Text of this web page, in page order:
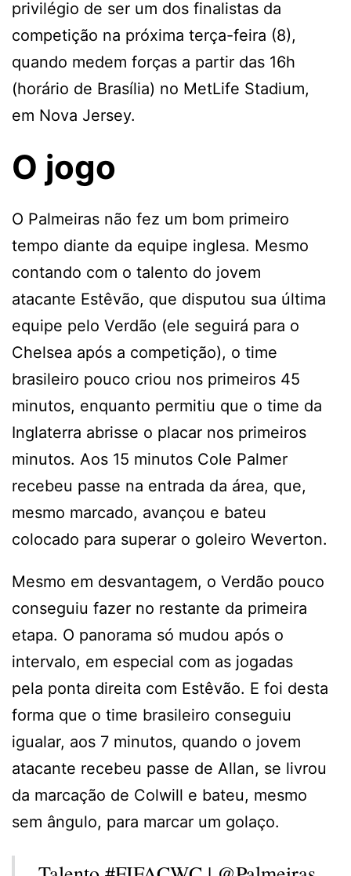
privilégio de ser um dos finalistas da
competição na próxima terça-feira (8),
quando medem forças a partir das 16h
(horário de Brasília) no MetLife Stadium,
em Nova Jersey.
O jogo
O Palmeiras não fez um bom primeiro
tempo diante da equipe inglesa. Mesmo
contando com o talento do jovem
atacante Estêvão, que disputou sua última
equipe pelo Verdão (ele seguirá para o
Chelsea após a competição), o time
brasileiro pouco criou nos primeiros 45
minutos, enquanto permitiu que o time da
Inglaterra abrisse o placar nos primeiros
minutos. Aos 15 minutos Cole Palmer
recebeu passe na entrada da área, que,
mesmo marcado, avançou e bateu
colocado para superar o goleiro Weverton.
Mesmo em desvantagem, o Verdão pouco
conseguiu fazer no restante da primeira
etapa. O panorama só mudou após o
intervalo, em especial com as jogadas
pela ponta direita com Estêvão. E foi desta
forma que o time brasileiro conseguiu
igualar, aos 7 minutos, quando o jovem
atacante recebeu passe de Allan, se livrou
da marcação de Colwill e bateu, mesmo
sem ângulo, para marcar um golaço.